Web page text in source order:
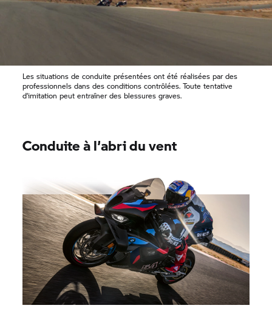
Les situations de conduite présentées ont été réalisées par des
professionnels dans des conditions contrôlées. Toute tentative
d’imitation peut entraîner des blessures graves.
Conduite à l’abri du vent